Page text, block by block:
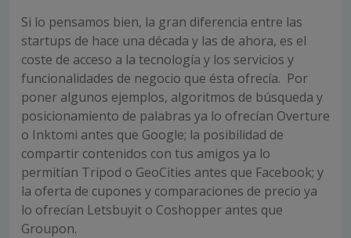
Si lo pensamos bien, la gran diferencia entre las
startups de hace una década y las de ahora, es el
coste de acceso a la tecnología y los servicios y
funcionalidades de negocio que ésta ofrecía. Por
poner algunos ejemplos, algoritmos de búsqueda y
posicionamiento de palabras ya lo ofrecían Overture
o Inktomi antes que Google; la posibilidad de
compartir contenidos con tus amigos ya lo
permitían Tripod o GeoCities antes que Facebook; y
la oferta de cupones y comparaciones de precio ya
lo ofrecían Letsbuyit o Coshopper antes que
Groupon.